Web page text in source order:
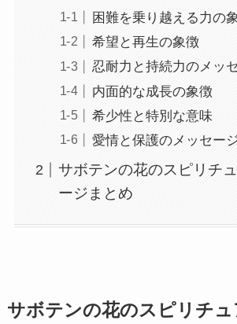
困難を乗り越える力の
希望と再生の象徴
忍耐力と持続力のメッ
内面的な成長の象徴
希少性と特別な意味
愛情と保護のメッセー
サボテンの花のスピリチ
ージまとめ
サボテンの花のスピリチ